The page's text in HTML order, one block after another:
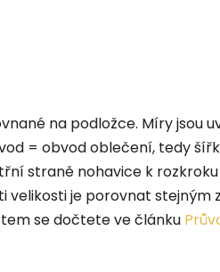
na podložce. Míry jsou
= obvod oblečení, tedy
straně nohavice k
velikosti je porovnat
se dočtete ve článku